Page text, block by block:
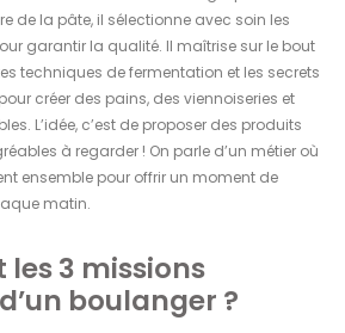
de la pâte, il sélectionne avec soin les
garantir la qualité. Il maîtrise sur le bout
techniques de fermentation et les secrets
créer des pains, des viennoiseries et
L’idée, c’est de proposer des produits
à regarder ! On parle d’un métier où
ensemble pour offrir un moment de
matin.
les 3 missions
boulanger ?